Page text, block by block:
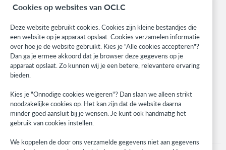
0241
Mislukt. Dit exemplaar is hier niet geleend.
Dit exemplaar is uitgeleend in vestiging [{0}]
0242
Dit exemplaar is verlengd in vestiging [{0}]
0243
Mislukt. Dit exemplaar is hier niet geleend.
Dit exemplaar is uitgeleend [{0}]
Community
Research
WebJunction
Developer Network
Blijf op de hoogte
Ontvang de laatste informatie over onze producten, onderzoeken,
evenementen en nog veel meer.
Ik meld me aan
Cookies op websites van OCLC
Deze website gebruikt cookies. Cookies zijn kleine bestandjes die
een website op je apparaat opslaat. Cookies verzamelen informatie
over hoe je de website gebruikt. Kies je "Alle cookies accepteren"?
Dan ga je ermee akkoord dat je browser deze gegevens op je
apparaat opslaat. Zo kunnen wij je een betere, relevantere ervaring
bieden.
Kies je "Onnodige cookies weigeren"? Dan slaan we alleen strikt
noodzakelijke cookies op. Het kan zijn dat de website daarna
minder goed aansluit bij je wensen. Je kunt ook handmatig het
gebruik van cookies instellen.
We koppelen de door ons verzamelde gegevens niet aan gegevens